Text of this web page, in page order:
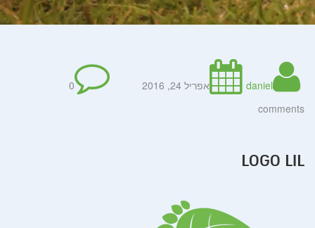
daniel אפריל 24, 2016
0
comments
LOGO LIL